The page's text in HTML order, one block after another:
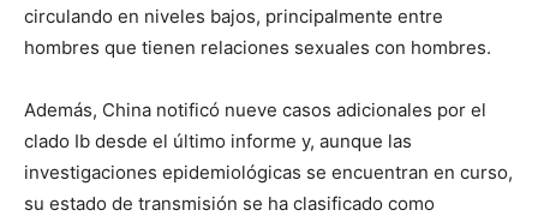
circulando en niveles bajos, principalmente entre
hombres que tienen relaciones sexuales con hombres.
Además, China notificó nueve casos adicionales por el
clado Ib desde el último informe y, aunque las
investigaciones epidemiológicas se encuentran en curso,
su estado de transmisión se ha clasificado como